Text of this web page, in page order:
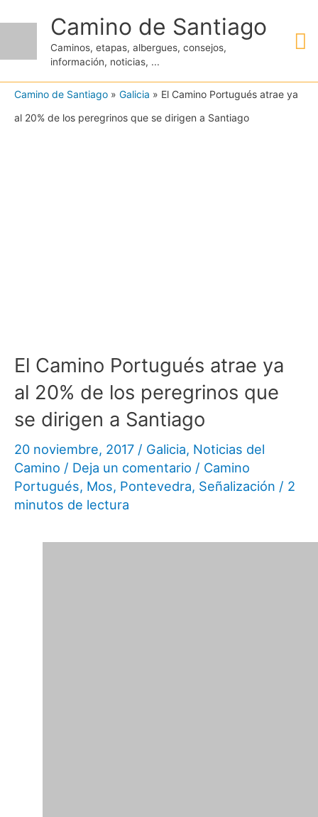
contenido
Camino de Santiago
Caminos, etapas, albergues, consejos,
información, noticias, ...
Camino de Santiago » Galicia » El Camino Portugués atrae ya
al 20% de los peregrinos que se dirigen a Santiago
El Camino Portugués atrae ya
al 20% de los peregrinos que
se dirigen a Santiago
20 noviembre, 2017 / Galicia, Noticias del
Camino / Deja un comentario / Camino
Portugués, Mos, Pontevedra, Señalización / 2
minutos de lectura